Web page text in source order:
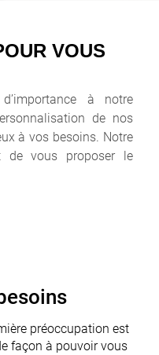
VOUS
à notre
de nos
à vos besoins. Notre
de vous proposer le
préoccupation est
façon à pouvoir vous